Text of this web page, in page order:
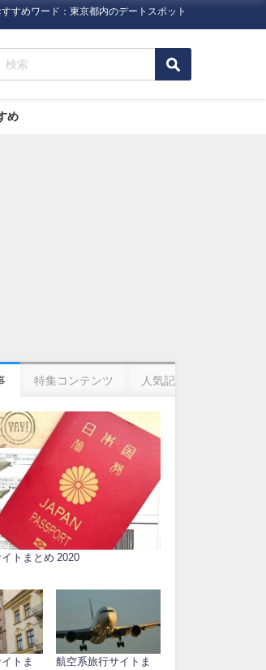
すすめワード：東京都内のデートスポット
め
特集コンテンツ 人気記事
トまとめ 2020
トま
航空系旅行サイトま